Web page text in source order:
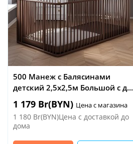
500 Манеж с Балясинами
детский 2,5х2,5м Большой с д...
1 179 Br(BYN) Цена с магазина
1 180 Br(BYN)Цена с доставкой до
дома